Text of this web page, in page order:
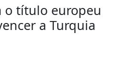
o título europeu
a Turquia